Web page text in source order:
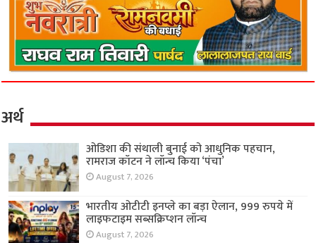
अर्थ
ओडिशा की संथाली बुनाई को आधुनिक पहचान,
रामराज कॉटन ने लॉन्च किया ‘पंचा’
August 7, 2026
भारतीय ओटीटी इनप्ले का बड़ा ऐलान, 999 रुपये में
लाइफटाइम सब्सक्रिप्शन लॉन्च
August 7, 2026